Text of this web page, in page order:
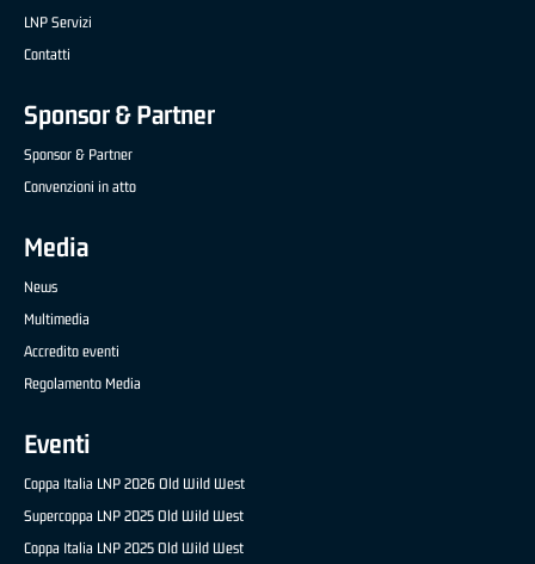
LNP Servizi
Contatti
Sponsor & Partner
Sponsor & Partner
Convenzioni in atto
Media
News
Multimedia
Accredito eventi
Regolamento Media
Eventi
Coppa Italia LNP 2026 Old Wild West
Supercoppa LNP 2025 Old Wild West
Coppa Italia LNP 2025 Old Wild West